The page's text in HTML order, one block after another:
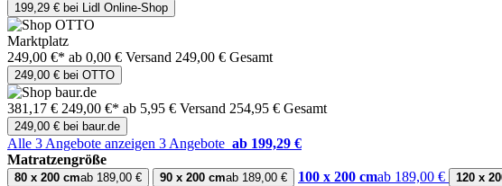
199,29 € bei Lidl Online-Shop
Marktplatz
249,00 €* ab 0,00 € Versand 249,00 € Gesamt
249,00 € bei OTTO
381,17 € 249,00 €* ab 5,95 € Versand 254,95 € Gesamt
249,00 € bei baur.de
Alle 3 Angebote anzeigen 3 Angebote ab 199,29 €
Matratzengröße
80 x 200 cmab 189,00 € 90 x 200 cmab 189,00 € 100 x 200 cmab 189,00 € 120 x